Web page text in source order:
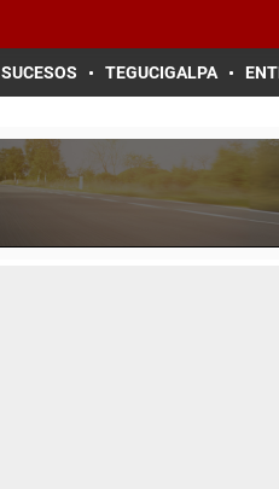
SUCESOS TEGUCIGALPA